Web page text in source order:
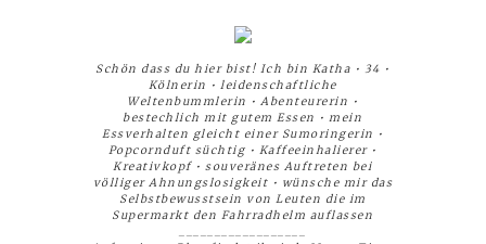
Schön dass du hier bist! Ich bin Katha • 34 •
Kölnerin • leidenschaftliche
Weltenbummlerin • Abenteurerin •
bestechlich mit gutem Essen • mein
Essverhalten gleicht einer Sumoringerin •
Popcornduft süchtig • Kaffeeinhalierer •
Kreativkopf • souveränes Auftreten bei
völliger Ahnungslosigkeit • wünsche mir das
Selbstbewusstsein von Leuten die im
Supermarkt den Fahrradhelm auflassen